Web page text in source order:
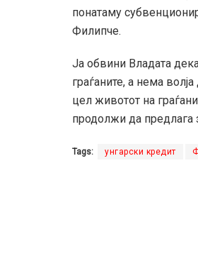
понатаму
Филипче.
Ја обвини Владата
граѓаните, а нема
цел животот на
продолжи да предлага
Tags: унгарски кредит